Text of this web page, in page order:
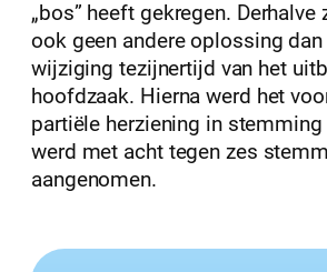
„bos” heeft gekregen. Derhalve
ook geen andere oplossing
wijziging tezijnertijd van het
hoofdzaak. Hierna werd het
partiële herziening in
werd met acht tegen zes
aangenomen.